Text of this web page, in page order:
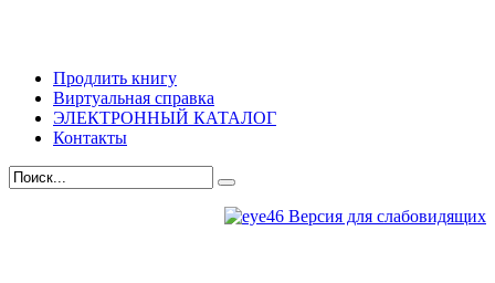
Продлить книгу
Виртуальная справка
ЭЛЕКТРОННЫЙ КАТАЛОГ
Контакты
Версия для слабовидящих